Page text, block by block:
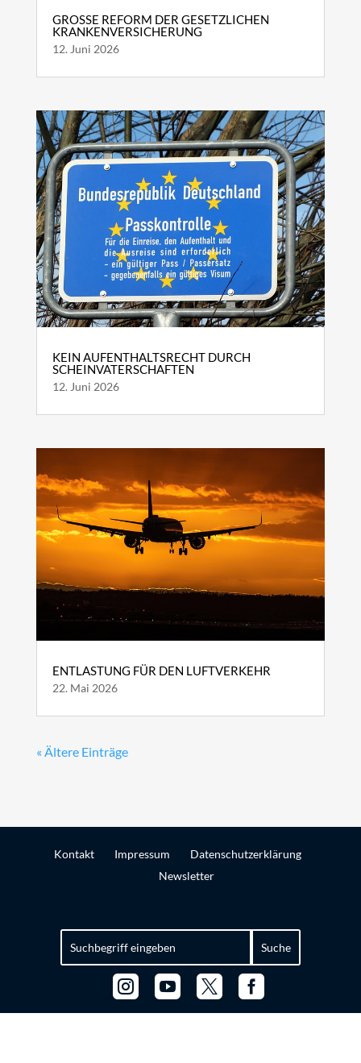
GROSSE REFORM DER GESETZLICHEN K
RANKENVERSICHERUNG
12. Juni 2026
KEIN AUFENTHALTSRECHT DURCH
SCHEINVATERSCHAFTEN
12. Juni 2026
ENTLASTUNG FÜR DEN LUFTVERKEHR
22. Mai 2026
« Ältere Einträge
Kontakt Impressum
Datenschutzerklärung
Newsletter
nach:
   